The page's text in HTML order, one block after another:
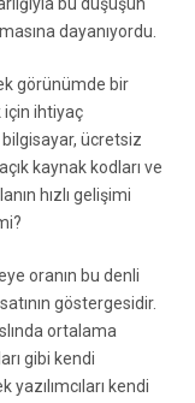
dayanıyordu.
görünümde bir
için ihtiyaç
bilgisayar, ücretsiz
kaynak kodları ve
hızlı gelişimi
oranın bu denli
göstergesidir.
ortalama
gibi kendi
yazılımcıları kendi